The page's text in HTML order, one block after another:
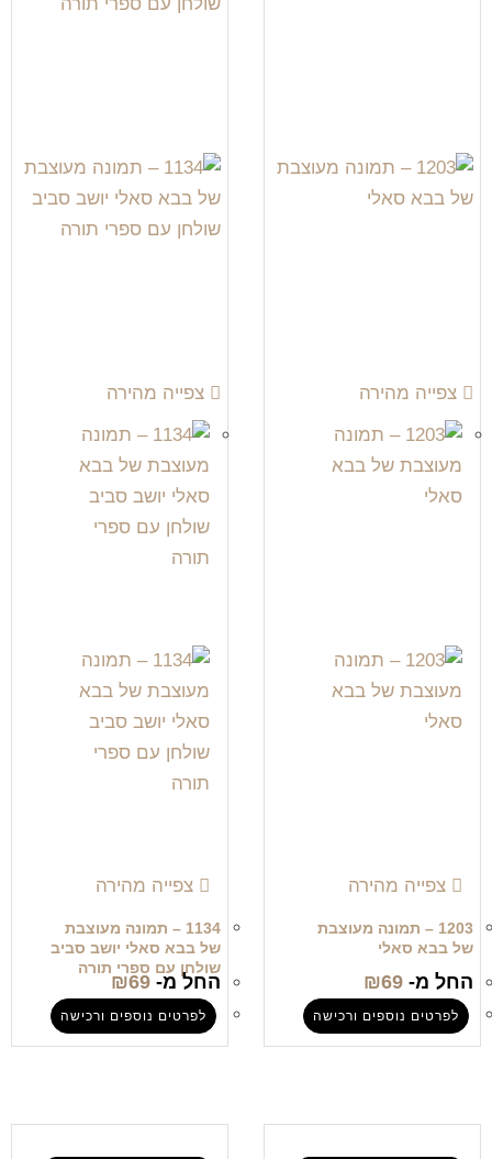
צפייה מהירה
צפייה מהירה
1203 – תמונה מעוצבת
של בבא סאלי
החל מ- ₪69
לפרטים נוספים ורכישה
צפייה מהירה
צפייה מהירה
1134 – תמונה מעוצבת
של בבא סאלי יושב סביב
שולחן עם ספרי תורה
החל מ- ₪69
לפרטים נוספים ורכישה